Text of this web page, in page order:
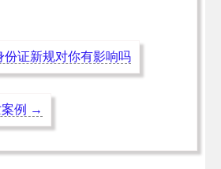
份证新规对你有影响吗
例 →